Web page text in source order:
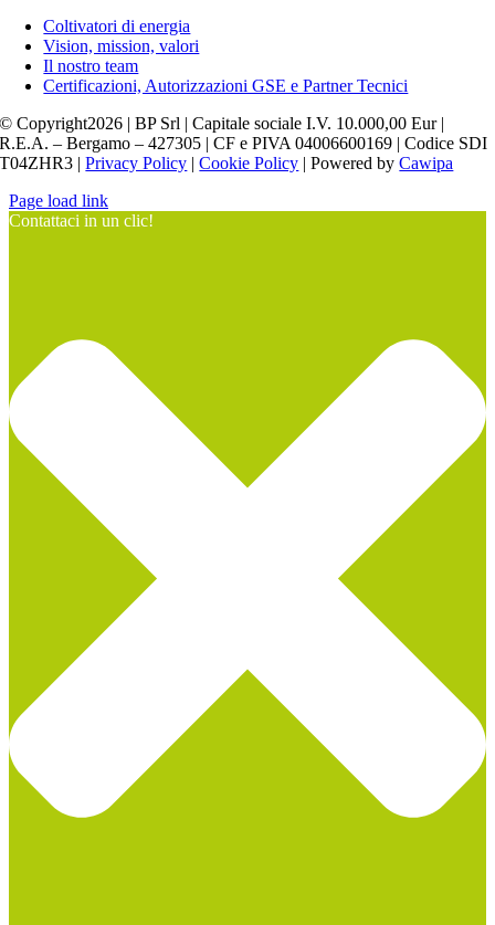
Coltivatori di energia
Vision, mission, valori
Il nostro team
Certificazioni, Autorizzazioni GSE e Partner Tecnici
© Copyright2026 | BP Srl | Capitale sociale I.V. 10.000,00 Eur |
R.E.A. – Bergamo – 427305 | CF e PIVA 04006600169 | Codice SDI
T04ZHR3 |Privacy Policy |Cookie Policy | Powered byCawipa
Page load link
Contattaci in un clic!